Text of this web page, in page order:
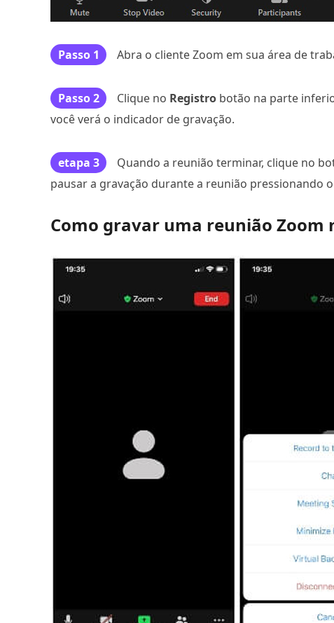
Passo 1 Abra o cliente Zoom em sua área de
Passo 2 Clique no Registro botão na parte
você verá o indicador de gravação.
etapa 3 Quando a reunião terminar, clique no
pausar a gravação durante a reunião pressionando
Como gravar uma reunião Zoom